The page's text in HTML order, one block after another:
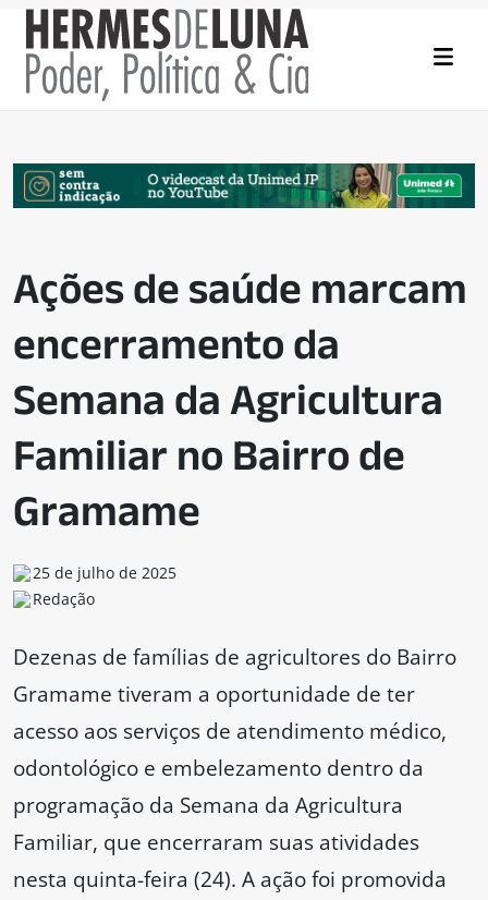
Ações de saúde marcam
encerramento da
Semana da Agricultura
Familiar no Bairro de
Gramame
25 de julho de 2025
Redação
Dezenas de famílias de agricultores do Bairro
Gramame tiveram a oportunidade de ter
acesso aos serviços de atendimento médico,
odontológico e embelezamento dentro da
programação da Semana da Agricultura
Familiar, que encerraram suas atividades
nesta quinta-feira (24). A ação foi promovida